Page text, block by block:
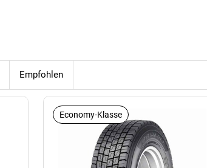
Empfohlen
Economy-Klasse